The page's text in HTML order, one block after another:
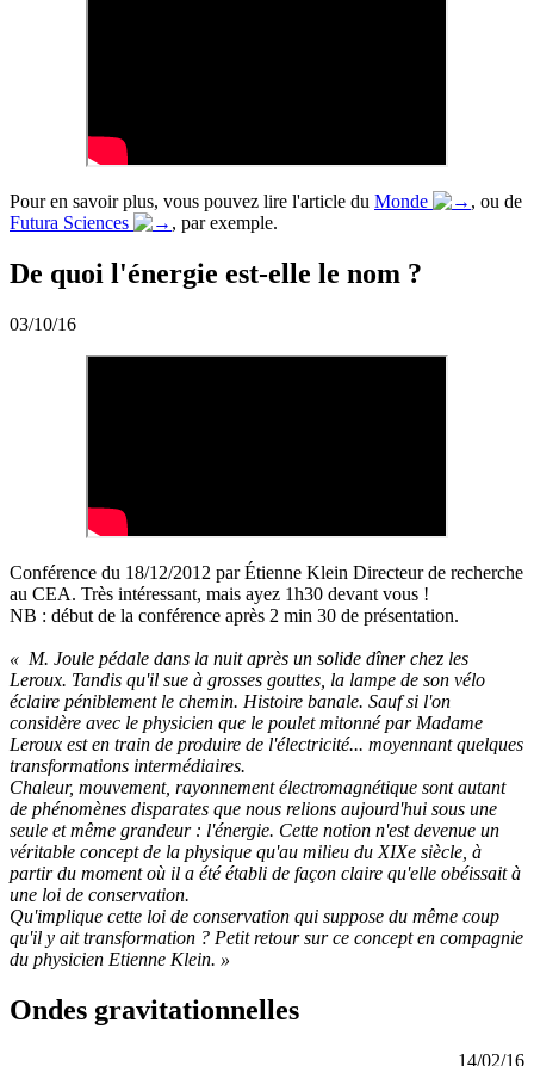
Pour en savoir plus, vous pouvez lire l'article du Monde
, ou de
Futura Sciences
, par exemple.
De quoi l'énergie est-elle le nom ?
03/10/16
Conférence du 18/12/2012 par Étienne Klein Directeur de recherche
au CEA. Très intéressant, mais ayez 1h30 devant vous !
NB : début de la conférence après 2 min 30 de présentation.
« M. Joule pédale dans la nuit après un solide dîner chez les
Leroux. Tandis qu'il sue à grosses gouttes, la lampe de son vélo
éclaire péniblement le chemin. Histoire banale. Sauf si l'on
considère avec le physicien que le poulet mitonné par Madame
Leroux est en train de produire de l'électricité... moyennant quelques
transformations intermédiaires.
Chaleur, mouvement, rayonnement électromagnétique sont autant
de phénomènes disparates que nous relions aujourd'hui sous une
seule et même grandeur : l'énergie. Cette notion n'est devenue un
véritable concept de la physique qu'au milieu du XIXe siècle, à
partir du moment où il a été établi de façon claire qu'elle obéissait à
une loi de conservation.
Qu'implique cette loi de conservation qui suppose du même coup
qu'il y ait transformation ? Petit retour sur ce concept en compagnie
du physicien Etienne Klein. »
Ondes gravitationnelles
14/02/16